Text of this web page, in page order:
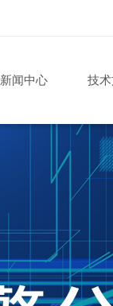
新闻中心 技